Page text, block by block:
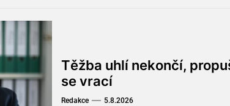
Těžba uhlí nekončí,
se vrací
Redakce 5.8.2026